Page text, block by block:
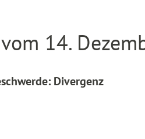
vom 14.
Divergenz